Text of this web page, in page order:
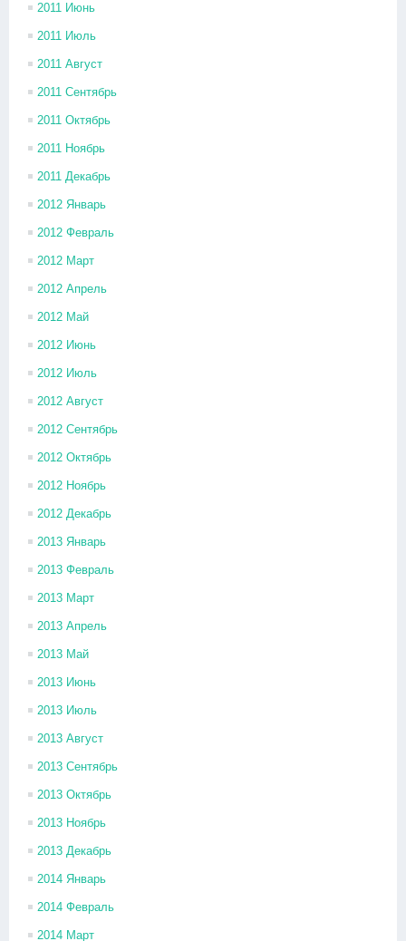
2011 Июнь
2011 Июль
2011 Август
2011 Сентябрь
2011 Октябрь
2011 Ноябрь
2011 Декабрь
2012 Январь
2012 Февраль
2012 Март
2012 Апрель
2012 Май
2012 Июнь
2012 Июль
2012 Август
2012 Сентябрь
2012 Октябрь
2012 Ноябрь
2012 Декабрь
2013 Январь
2013 Февраль
2013 Март
2013 Апрель
2013 Май
2013 Июнь
2013 Июль
2013 Август
2013 Сентябрь
2013 Октябрь
2013 Ноябрь
2013 Декабрь
2014 Январь
2014 Февраль
2014 Март